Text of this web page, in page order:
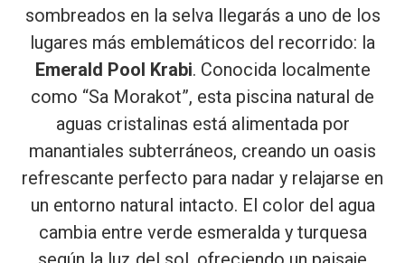
sombreados en la selva llegarás a uno de los
lugares más emblemáticos del recorrido: la
Emerald Pool Krabi. Conocida localmente
como “Sa Morakot”, esta piscina natural de
aguas cristalinas está alimentada por
manantiales subterráneos, creando un oasis
refrescante perfecto para nadar y relajarse en
un entorno natural intacto. El color del agua
cambia entre verde esmeralda y turquesa